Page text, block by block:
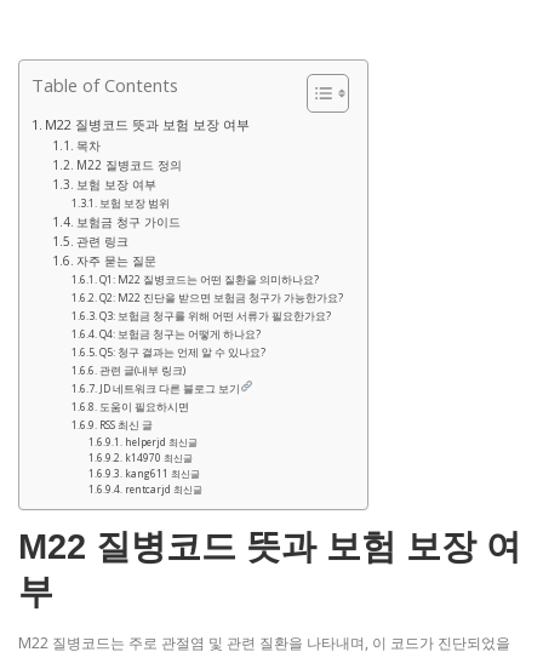
Table of Contents
M22 질병코드 뜻과 보험 보장 여부
목차
M22 질병코드 정의
보험 보장 여부
보험 보장 범위
보험금 청구 가이드
관련 링크
자주 묻는 질문
Q1: M22 질병코드는 어떤 질환을 의미하나요?
Q2: M22 진단을 받으면 보험금 청구가 가능한가요?
Q3: 보험금 청구를 위해 어떤 서류가 필요한가요?
Q4: 보험금 청구는 어떻게 하나요?
Q5: 청구 결과는 언제 알 수 있나요?
관련 글(내부 링크)
JD 네트워크 다른 블로그 보기
도움이 필요하시면
RSS 최신 글
helperjd 최신글
k14970 최신글
kang611 최신글
rentcarjd 최신글
M22 질병코드 뜻과 보험 보장 여
부
M22 질병코드는 주로 관절염 및 관련 질환을 나타내며, 이 코드가 진단되었을